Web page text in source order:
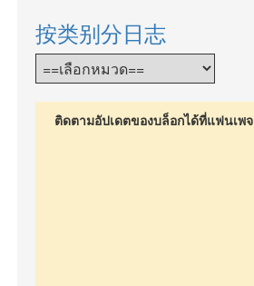
按类别分日志
ติดตามอัปเดตของบล็อกได้ที่แฟนเพจ